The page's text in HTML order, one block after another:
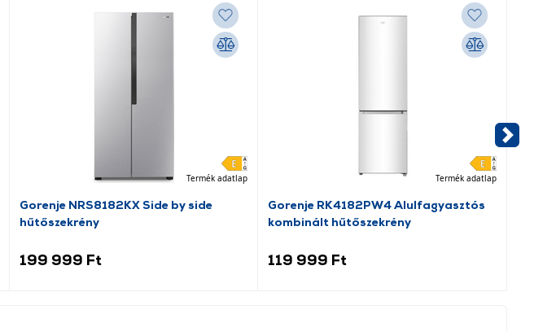
Termék adatlap
Gorenje NRS8182KX Side by side
hűtőszekrény
199 999 Ft
Termék adatlap
Gorenje RK4182PW4 Alulfagyasztós
kombinált hűtőszekrény
119 999 Ft